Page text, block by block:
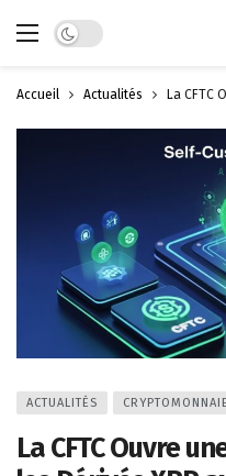
Dark mode
Accueil Actualités La CFTC
ACTUALITÉS CRYPTOMONNAIE
La CFTC Ouvre